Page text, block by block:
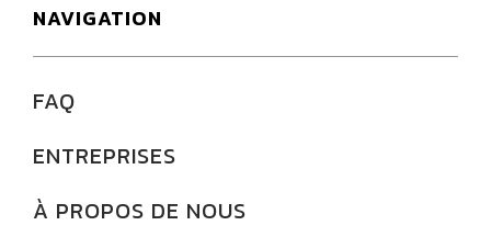
NAVIGATION
FAQ
ENTREPRISES
À PROPOS DE NOUS